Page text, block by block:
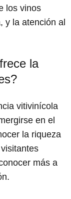
los vinos
y la atención al
la
vitivinícola
en el
la riqueza
más a